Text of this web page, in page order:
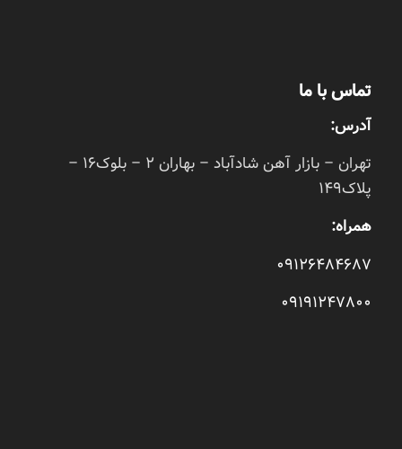
تماس با ما
آدرس:
تهران – بازار آهن شادآباد – بهاران 2 – بلوک16 –
پلاک149
همراه:
09126484687
09191247800